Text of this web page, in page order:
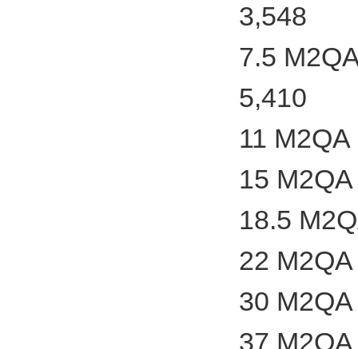
3,548
7.5
5,410
11
15
18.5
22
30
37